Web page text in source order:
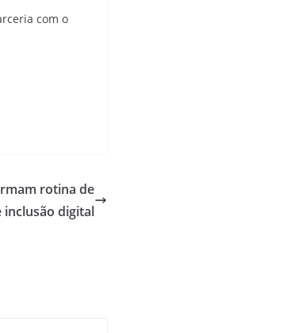
com o
rotina de
inclusão digital